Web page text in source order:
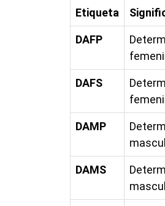
Etiqueta
DAFP
DAFS
DAMP
DAMS